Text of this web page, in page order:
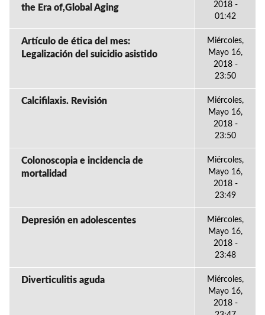
the Era of,Global Aging
2018 -
01:42
Artículo de ética del mes:
Legalización del suicidio asistido
Miércoles,
Mayo 16,
2018 -
23:50
Calcifilaxis. Revisión
Miércoles,
Mayo 16,
2018 -
23:50
Colonoscopia e incidencia de
mortalidad
Miércoles,
Mayo 16,
2018 -
23:49
Depresión en adolescentes
Miércoles,
Mayo 16,
2018 -
23:48
Diverticulitis aguda
Miércoles,
Mayo 16,
2018 -